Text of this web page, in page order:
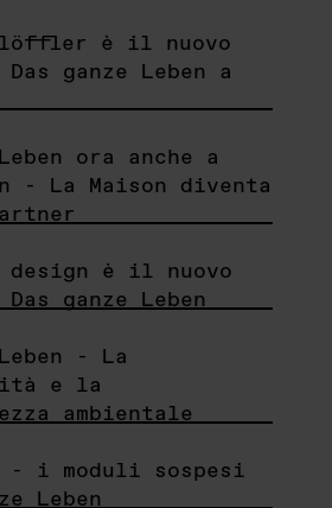
löffler è il nuovo
ganze Leben a
ora anche a
- La Maison diventa
è il nuovo
ganze Leben
- La
e la
ambientale
- i moduli sospesi
Leben